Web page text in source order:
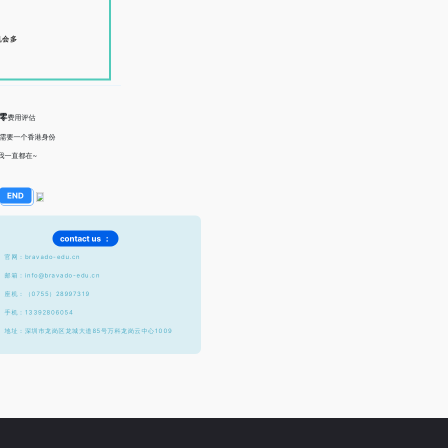
会多
费用评估
要一个香港身份
一直都在~
END
contact us ：
官网：bravado-edu.cn
邮箱：info@bravado-edu.cn
座机：（0755）28997319
手机：13392806054
地址：深圳市龙岗区龙城大道85号万科龙岗云中心1009